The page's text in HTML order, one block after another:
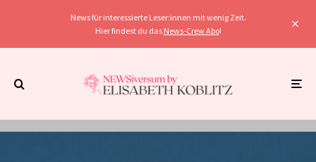
News für interessierte Leser:innen mit wenig Zeit.
Hier findest du das News-Crew Abo!